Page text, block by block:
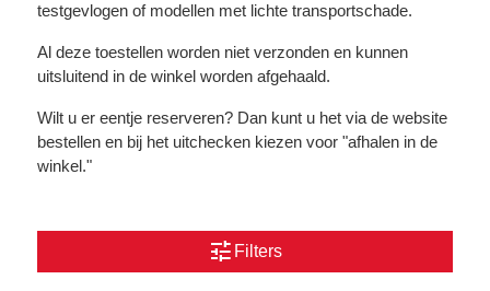
testgevlogen of modellen met lichte transportschade.
Al deze toestellen worden niet verzonden en kunnen
uitsluitend in de winkel worden afgehaald.
Wilt u er eentje reserveren? Dan kunt u het via de website
bestellen en bij het uitchecken kiezen voor "afhalen in de
winkel."
tune Filters